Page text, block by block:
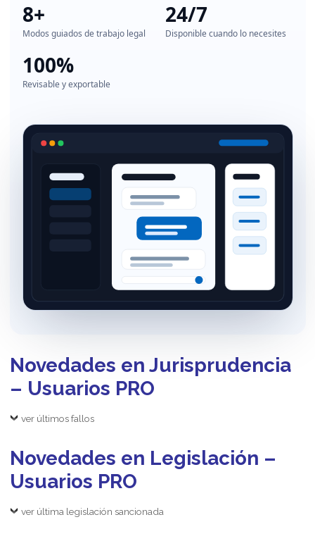
8+
Modos guiados de trabajo legal
24/7
Disponible cuando lo necesites
100%
Revisable y exportable
Novedades en Jurisprudencia
– Usuarios PRO
ver últimos fallos
Novedades en Legislación –
Usuarios PRO
ver última legislación sancionada